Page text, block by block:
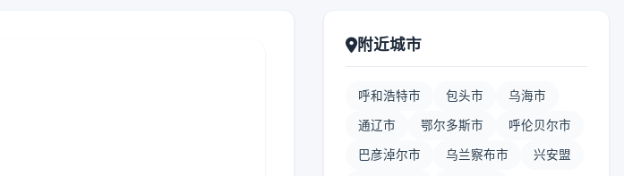
附近城市
呼和浩特市 包头市 乌海市
通辽市 鄂尔多斯市 呼伦贝尔市
巴彦淖尔市 乌兰察布市 兴安盟